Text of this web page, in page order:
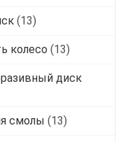
(13)
колесо (13)
диск
смолы (13)